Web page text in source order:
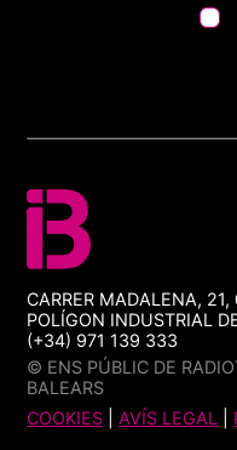
CARRER MADALENA, 21,
POLÍGON INDUSTRIAL
(+34) 971 139 333
© ENS PÚBLIC DE
BALEARS
COOKIES |AVÍS LEGAL